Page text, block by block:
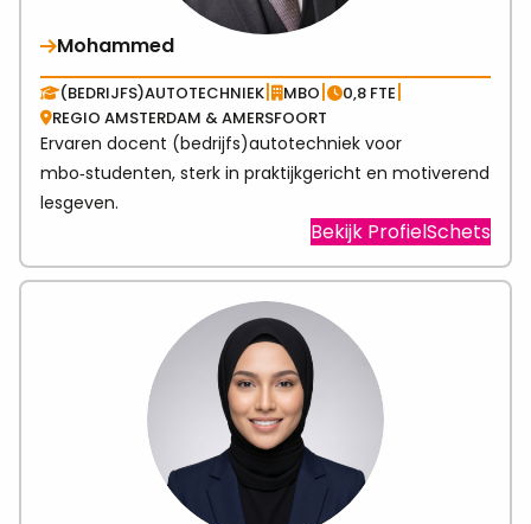
Mohammed
(BEDRIJFS)AUTOTECHNIEK| MBO| 0,8 FTE|
REGIO AMSTERDAM & AMERSFOORT
Ervaren docent (bedrijfs)autotechniek voor
mbo‑studenten, sterk in praktijkgericht en motiverend
lesgeven.
Bekijk ProfielSchetsVisit
link